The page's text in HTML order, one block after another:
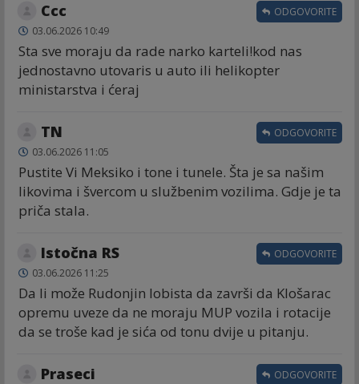
Ccc
03.06.2026 10:49
Sta sve moraju da rade narko karteli!kod nas
jednostavno utovaris u auto ili helikopter
ministarstva i ćeraj
ODGOVORITE
TN
03.06.2026 11:05
Pustite Vi Meksiko i tone i tunele. Šta je sa našim
likovima i švercom u službenim vozilima. Gdje je ta
priča stala.
ODGOVORITE
Istočna RS
03.06.2026 11:25
Da li može Rudonjin lobista da završi da Klošarac
opremu uveze da ne moraju MUP vozila i rotacije
da se troše kad je sića od tonu dvije u pitanju.
ODGOVORITE
Praseci ODGOVORITE